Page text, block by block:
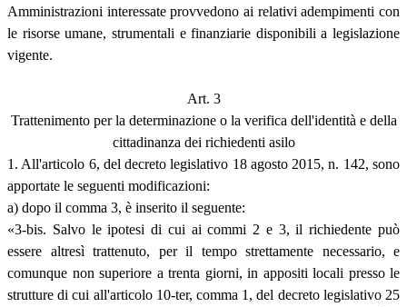
Amministrazioni interessate provvedono ai relativi adempimenti con
le risorse umane, strumentali e finanziarie disponibili a legislazione
vigente.
Art. 3
Trattenimento per la determinazione o la verifica dell'identità e della
cittadinanza dei richiedenti asilo
1. All'articolo 6, del decreto legislativo 18 agosto 2015, n. 142, sono
apportate le seguenti modificazioni:
a) dopo il comma 3, è inserito il seguente:
«3-bis. Salvo le ipotesi di cui ai commi 2 e 3, il richiedente può
essere altresì trattenuto, per il tempo strettamente necessario, e
comunque non superiore a trenta giorni, in appositi locali presso le
strutture di cui all'articolo 10-ter, comma 1, del decreto legislativo 25